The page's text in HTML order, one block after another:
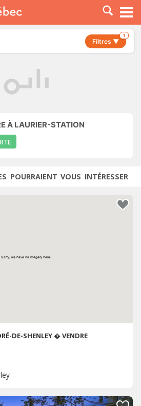
Filtres ▼
1
À LAURIER-STATION
POURRAIENT VOUS INTÉRESSER
DE-SHENLEY � VENDRE